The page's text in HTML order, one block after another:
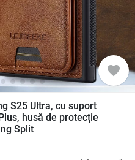
favorite
S25 Ultra, cu suport
husă de protecție
Split